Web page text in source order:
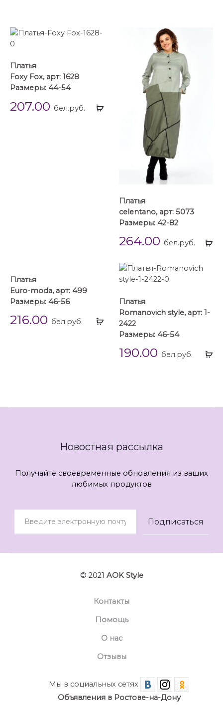
Выбрать
Платья
Foxy Fox, арт: 1628
Размеры: 44-54
207.00 бел.руб.
Платья
celentano, арт: 5073
Размеры: 42-82
264.00 бел.руб.
Выбрать
Платья
Euro-moda, арт: 499
Размеры: 46-56
216.00 бел.руб.
Платья
Romanovich style, арт: 1-
2422
Размеры: 46-54
190.00 бел.руб.
Новостная рассылка
Получайте своевременные обновления из ваших
любимых продуктов
© 2021 AOK Style
Контакты
Помощь
О нас
Отзывы
Мы в социальных сетях
Объявления в Ростове-на-Дону